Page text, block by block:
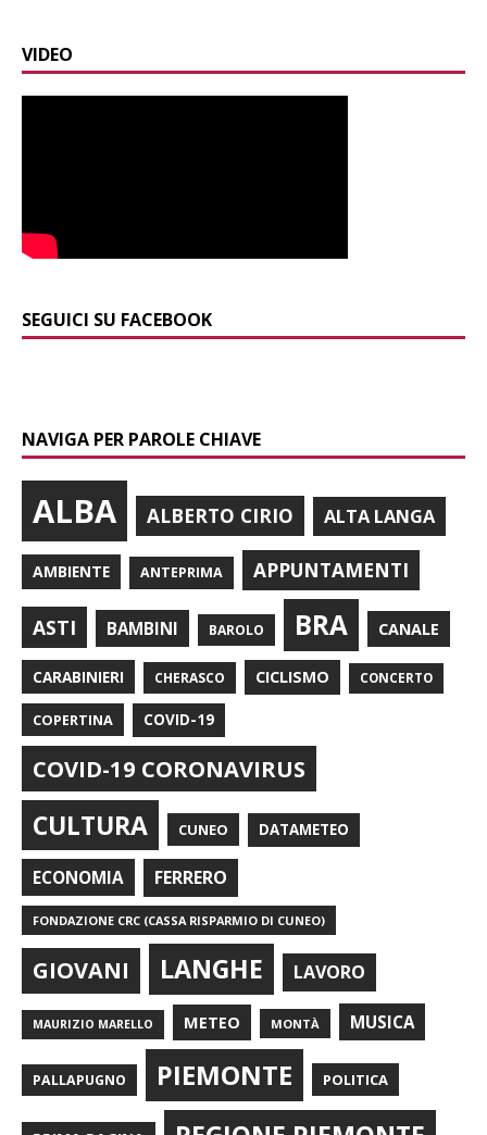
VIDEO
SEGUICI SU FACEBOOK
NAVIGA PER PAROLE CHIAVE
ALBA ALBERTO CIRIO ALTA LANGA
AMBIENTE ANTEPRIMA APPUNTAMENTI
ASTI BAMBINI BAROLO BRA CANALE
CARABINIERI CHERASCO CICLISMO CONCERTO
COPERTINA COVID-19
COVID-19 CORONAVIRUS
CULTURA CUNEO DATAMETEO
ECONOMIA FERRERO
FONDAZIONE CRC (CASSA RISPARMIO DI CUNEO)
GIOVANI LANGHE LAVORO
MAURIZIO MARELLO METEO MONTÀ MUSICA
PALLAPUGNO PIEMONTE POLITICA